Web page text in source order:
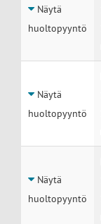
Näytä
huoltopyyntö
Näytä
huoltopyyntö
Näytä
huoltopyyntö